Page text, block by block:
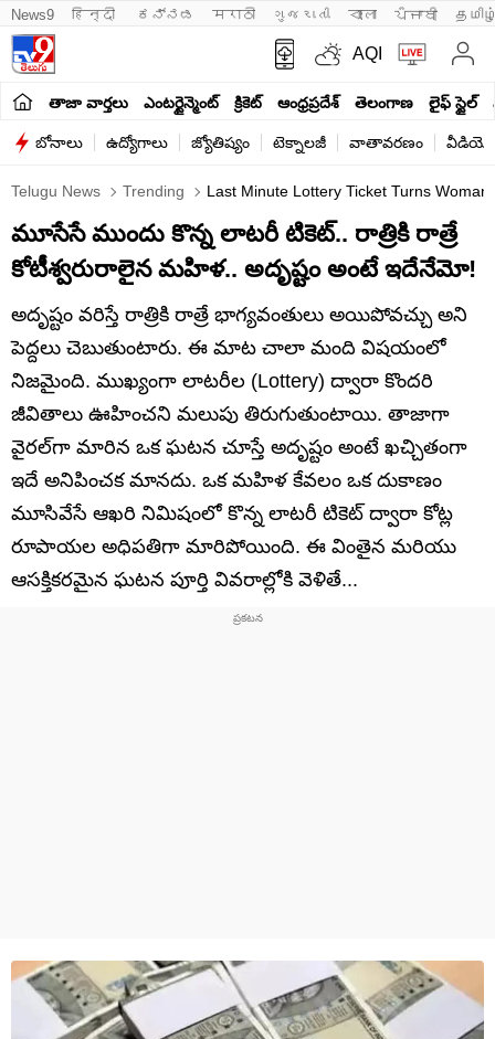
News9 हिन्दी ಕನ್ನಡ मराठी ગુજરાતી বাংলা ਪੰਜਾਬੀ
AQI
తాజా వార్తలు ఎంటర్టైన్మెంట్ క్రికెట్ ఆంధ్రప్రదేశ్ తెలంగాణ లైఫ్ స్టైల్
బోనాలు ఉద్యోగాలు జ్యోతిష్యం టెక్నాలజీ వాతావరణం
Telugu News Trending Last Minute Lottery Ticket Turns
మూసేసే ముందు కొన్న లాటరీ టికెట్.. రాత్రికి రాత్రే
కోటీశ్వరురాలైన మహిళ.. అదృష్టం అంటే ఇదేనేమో!
అదృష్టం వరిస్తే రాత్రికి రాత్రే భాగ్యవంతులు అయిపోవచ్చు అని
పెద్దలు చెబుతుంటారు. ఈ మాట చాలా మంది విషయంలో
నిజమైంది. ముఖ్యంగా లాటరీల (Lottery) ద్వారా కొందరి
జీవితాలు ఊహించని మలుపు తిరుగుతుంటాయి. తాజాగా
వైరల్‌గా మారిన ఒక ఘటన చూస్తే అదృష్టం అంటే ఖచ్చితంగా
ఇదే అనిపించక మానదు. ఒక మహిళ కేవలం ఒక దుకాణం
మూసివేసే ఆఖరి నిమిషంలో కొన్న లాటరీ టికెట్ ద్వారా కోట్ల
రూపాయల అధిపతిగా మారిపోయింది. ఈ వింతైన మరియు
ఆసక్తికరమైన ఘటన పూర్తి వివరాల్లోకి వెళితే...